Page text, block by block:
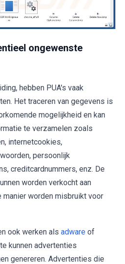
ongewenste
hebben PUA's vaak
Het traceren van gegevens is
mogelijkheid en kan
te verzamelen zoals
internetcookies,
persoonlijk
creditcardnummers, enz. De
worden verkocht aan
manier worden misbruikt voor
ook werken als adware of
kunnen advertenties
genereren. Advertenties die